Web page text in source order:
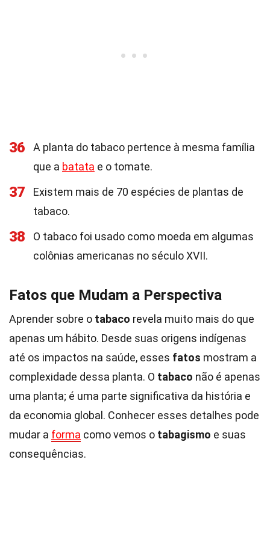
36
A planta do tabaco pertence à mesma família
que a batata e o tomate.
37
Existem mais de 70 espécies de plantas de
tabaco.
38
O tabaco foi usado como moeda em algumas
colônias americanas no século XVII.
Fatos que Mudam a Perspectiva
Aprender sobre o tabaco revela muito mais do que
apenas um hábito. Desde suas origens indígenas
até os impactos na saúde, esses fatos mostram a
complexidade dessa planta. O tabaco não é apenas
uma planta; é uma parte significativa da história e
da economia global. Conhecer esses detalhes pode
mudar a forma como vemos o tabagismo e suas
consequências.